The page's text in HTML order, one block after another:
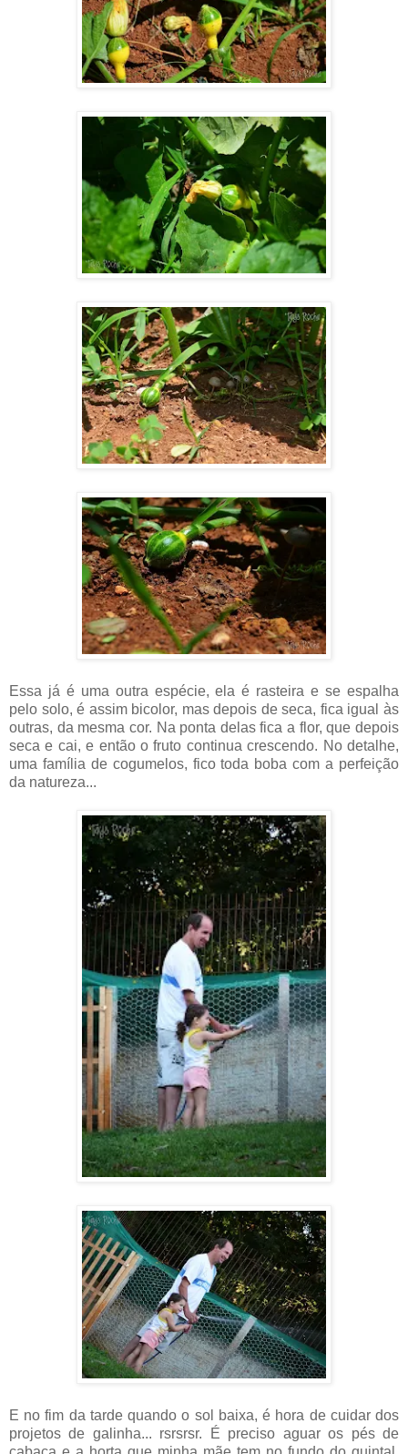
Essa já é uma outra espécie, ela é rasteira e se espalha
pelo solo, é assim bicolor, mas depois de seca, fica igual às
outras, da mesma cor. Na ponta delas fica a flor, que depois
seca e cai, e então o fruto continua crescendo. No detalhe,
uma família de cogumelos, fico toda boba com a perfeição
da natureza...
E no fim da tarde quando o sol baixa, é hora de cuidar dos
projetos de galinha... rsrsrsr. É preciso aguar os pés de